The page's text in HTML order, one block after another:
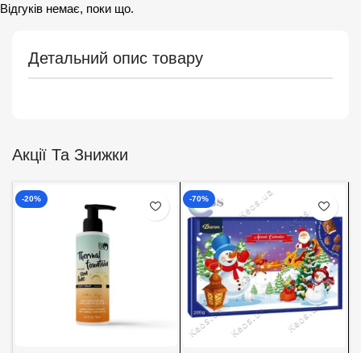
Детальний опис товару
Відгуків немає, поки що.
Акції Та Знижки
-20% -70%